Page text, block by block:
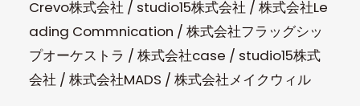
Crevo株式会社 / studio15株式会社 / 株式会社Le
ading Commnication / 株式会社フラッグシッ
プオーケストラ / 株式会社case / studio15株式
会社 / 株式会社MADS / 株式会社メイクウィル